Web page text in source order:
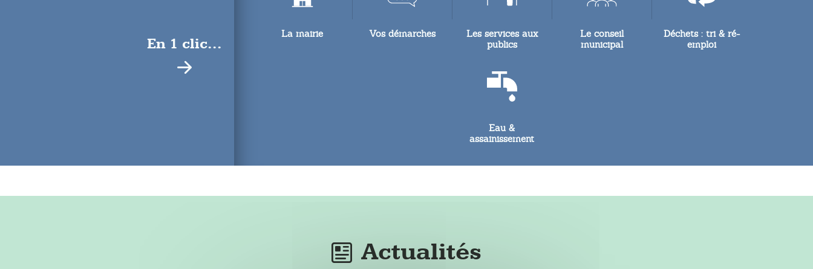
En 1 clic...
La mairie Vos démarches
Les services aux
publics
Le conseil
municipal
Déchets : tri & ré-
emploi
Eau &
assainissement
Actualités